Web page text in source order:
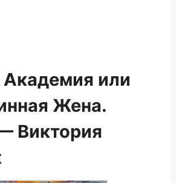
Академия или
Жена.
Виктория